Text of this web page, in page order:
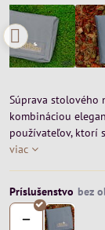
Súprava stolového
kombináciou
používateľov, ktorí
viac
Príslušenstvo